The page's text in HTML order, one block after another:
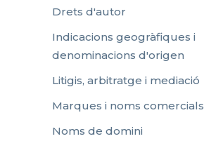
Drets d'autor
Indicacions geogràfiques i
denominacions d'origen
Litigis, arbitratge i mediació
Marques i noms comercials
Noms de domini